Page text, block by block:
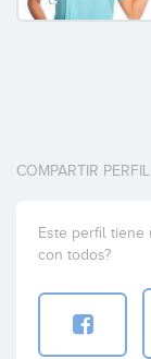
COMPARTIR PERFIL
Este perfil tiene
con todos?